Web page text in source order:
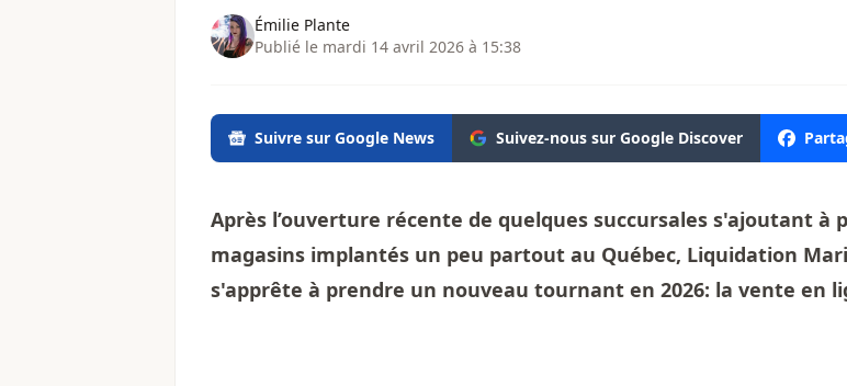
Émilie Plante
Publié le mardi 14 avril 2026 à 15:38
Suivre sur Google News Suivez-nous sur Google Discover
Après l’ouverture récente de quelques succursales s'ajoutant à
magasins implantés un peu partout au Québec, Liquidation
s'apprête à prendre un nouveau tournant en 2026: la vente en